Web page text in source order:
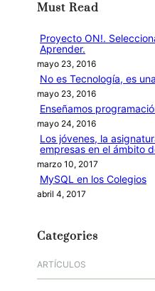
a
Must Read
Proyecto ON!.
Aprender.
mayo 23, 2016
No es Tecnología, es
mayo 23, 2016
Enseñamos
mayo 24, 2016
Los jóvenes, la
empresas en el ámbito
marzo 10, 2017
MySQL en los Colegios
abril 4, 2017
Categories
ARTÍCULOS